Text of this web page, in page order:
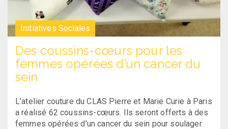
Initiatives Sociales
Des coussins-cœurs pour les
femmes opérées d’un cancer du
sein
L’atelier couture du CLAS Pierre et Marie Curie à Paris
a réalisé 62 coussins-cœurs. Ils seront offerts à des
femmes opérées d’un cancer du sein pour soulager